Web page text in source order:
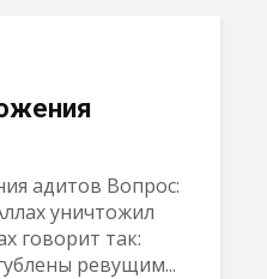
адитов Вопрос:
уничтожил
говорит так:
ревущим...